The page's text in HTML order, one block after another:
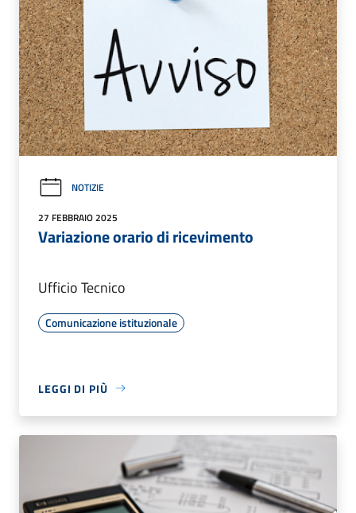
NOTIZIE
27 FEBBRAIO 2025
Variazione orario di ricevimento
Ufficio Tecnico
Comunicazione istituzionale
LEGGI DI PIÙ